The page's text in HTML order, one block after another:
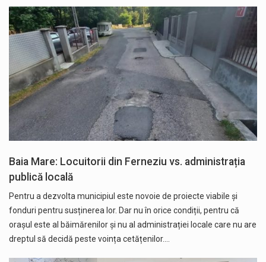
Baia Mare: Locuitorii din Ferneziu vs. administrația
publică locală
Pentru a dezvolta municipiul este novoie de proiecte viabile și
fonduri pentru susținerea lor. Dar nu în orice condiții, pentru că
orașul este al băimărenilor și nu al administrației locale care nu are
dreptul să decidă peste voința cetățenilor.…